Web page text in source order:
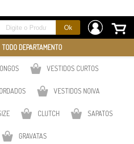
TODO DEPARTAMENTO
VESTIDOS CURTOS
VESTIDOS NOIVA
CLUTCH SAPATOS
GRAVATAS